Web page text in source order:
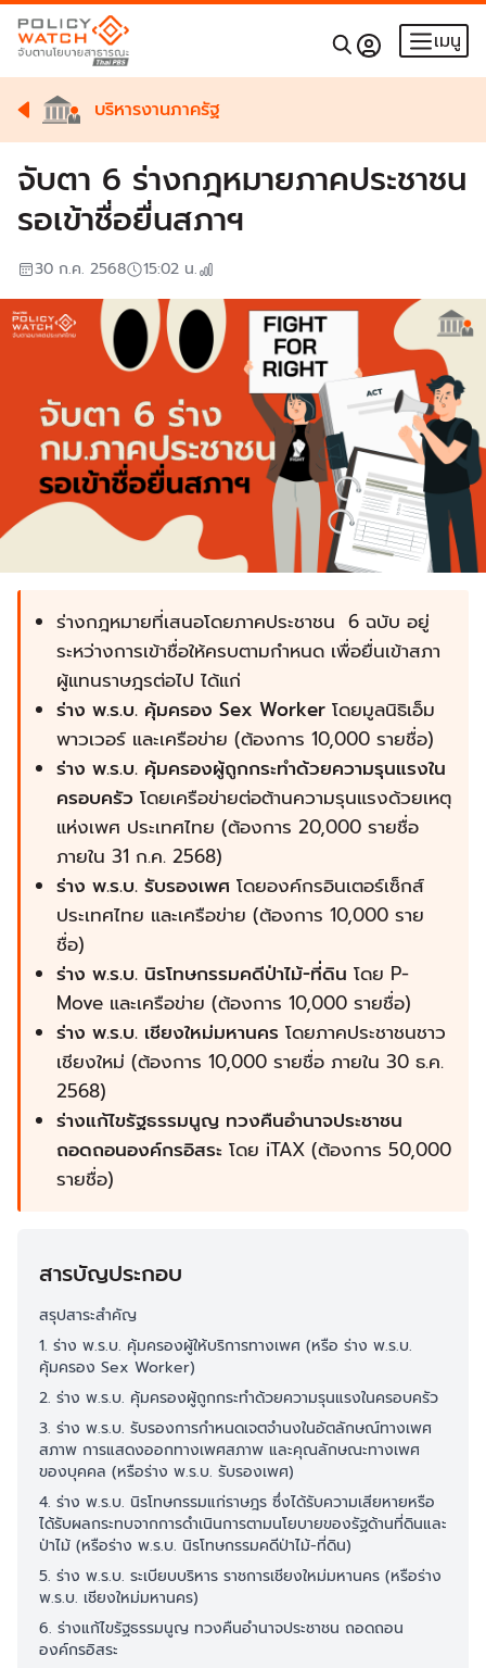
เมนู
บริหารงานภาครัฐ
จับตา 6 ร่างกฎหมายภาคประชาชน
รอเข้าชื่อยื่นสภาฯ
30 ก.ค. 2568 15:02 น.
ร่างกฎหมายที่เสนอโดยภาคประชาชน 6 ฉบับ อยู่
ระหว่างการเข้าชื่อให้ครบตามกำหนด เพื่อยื่นเข้าสภา
ผู้แทนราษฎรต่อไป ได้แก่
ร่าง พ.ร.บ. คุ้มครอง Sex Worker โดยมูลนิธิเอ็ม
พาวเวอร์ และเครือข่าย (ต้องการ 10,000 รายชื่อ)
ร่าง พ.ร.บ. คุ้มครองผู้ถูกกระทำด้วยความรุนแรงใน
ครอบครัว โดยเครือข่ายต่อต้านความรุนแรงด้วยเหตุ
แห่งเพศ ประเทศไทย (ต้องการ 20,000 รายชื่อ
ภายใน 31 ก.ค. 2568)
ร่าง พ.ร.บ. รับรองเพศ โดยองค์กรอินเตอร์เซ็กส์
ประเทศไทย และเครือข่าย (ต้องการ 10,000 ราย
ชื่อ)
ร่าง พ.ร.บ. นิรโทษกรรมคดีป่าไม้-ที่ดิน โดย P-
Move และเครือข่าย (ต้องการ 10,000 รายชื่อ)
ร่าง พ.ร.บ. เชียงใหม่มหานคร โดยภาคประชาชนชาว
เชียงใหม่ (ต้องการ 10,000 รายชื่อ ภายใน 30 ธ.ค.
2568)
ร่างแก้ไขรัฐธรรมนูญ ทวงคืนอำนาจประชาชน
ถอดถอนองค์กรอิสระ โดย iTAX (ต้องการ 50,000
รายชื่อ)
สารบัญประกอบ
สรุปสาระสำคัญ
1. ร่าง พ.ร.บ. คุ้มครองผู้ให้บริการทางเพศ (หรือ ร่าง พ.ร.บ.
คุ้มครอง Sex Worker)
2. ร่าง พ.ร.บ. คุ้มครองผู้ถูกกระทำด้วยความรุนแรงในครอบครัว
3. ร่าง พ.ร.บ. รับรองการกำหนดเจตจำนงในอัตลักษณ์ทางเพศ
สภาพ การแสดงออกทางเพศสภาพ และคุณลักษณะทางเพศ
ของบุคคล (หรือร่าง พ.ร.บ. รับรองเพศ)
4. ร่าง พ.ร.บ. นิรโทษกรรมแก่ราษฎร ซึ่งได้รับความเสียหายหรือ
ได้รับผลกระทบจากการดำเนินการตามนโยบายของรัฐด้านที่ดินและ
ป่าไม้ (หรือร่าง พ.ร.บ. นิรโทษกรรมคดีป่าไม้-ที่ดิน)
5. ร่าง พ.ร.บ. ระเบียบบริหาร ราชการเชียงใหม่มหานคร (หรือร่าง
พ.ร.บ. เชียงใหม่มหานคร)
6. ร่างแก้ไขรัฐธรรมนูญ ทวงคืนอำนาจประชาชน ถอดถอน
องค์กรอิสระ